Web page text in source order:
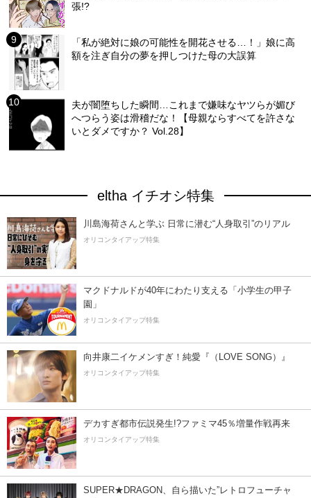
張!?
「私が絶対に娘の可能性を開花させる…！」娘に高
額を注ぎ自分の夢を押しつけた母の大誤算
夫が闇堕ちした瞬間…これまで嫌味なヤツらが媚び
へつらう姿は滑稽だな！【母親ならすべてを許さな
いとダメですか？ Vol.28】
eltha イチオシ特集
川島海荷さんと学ぶ 日常に潜む“人身取引”のリアル
オリコンタイアップ特集
マクドナルドが40年にわたり支える「小学生の甲子
園」
オリコンタイアップ特集
向井康二イケメンすぎ！純愛『（LOVE SONG）』
オリコンタイアップ特集
デカすぎ都市伝説発生!?ファミマ45％増量作戦再来
オリコンタイアップ特集
SUPER★DRAGON、自ら描いた”レトロフューチャ